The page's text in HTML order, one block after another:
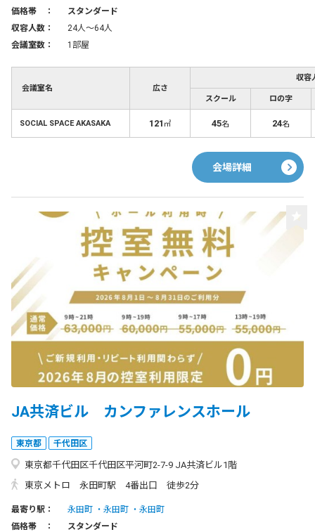
価格帯 ：
スタンダード
収容人数：
24人〜64人
会議室数：
1部屋
会議室名 広さ
収容
スクール ロの字
SOCIAL SPACE AKASAKA 121 ㎡ 45名 24名
会場詳細
JA共済ビル カンファレンスホール
東京都 千代田区
東京都千代田区千代田区平河町2-7-9 JA共済ビル1階
東京メトロ 永田町駅 4番出口 徒歩2分
最寄り駅： 永田町 永田町
永田町
価格帯 ：
スタンダード